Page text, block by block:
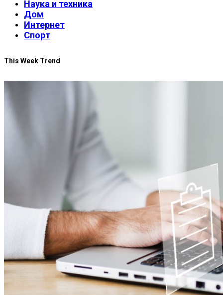
Наука и техника
Дом
Интернет
Спорт
This Week Trend